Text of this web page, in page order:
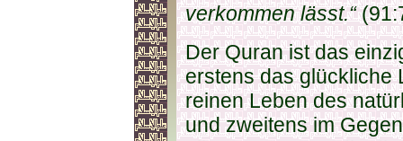
verkommen lässt.“
Der Quran ist das
erstens das glückliche
reinen Leben des
und zweitens im